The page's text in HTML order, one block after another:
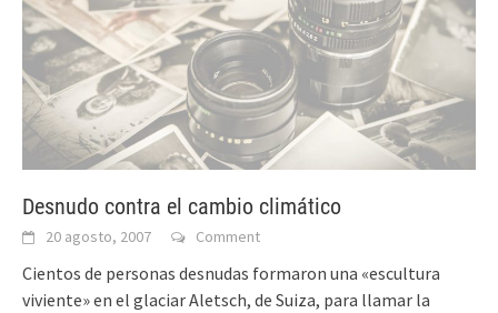
Desnudo contra el cambio climático
20 agosto, 2007 Comment
Cientos de personas desnudas formaron una «escultura
viviente» en el glaciar Aletsch, de Suiza, para llamar la